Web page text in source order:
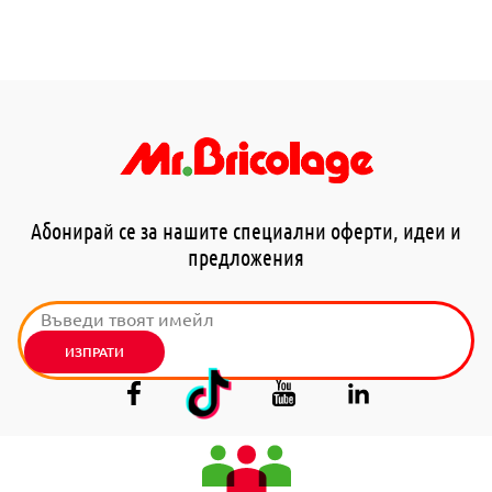
Абонирай се за нашите специални оферти, идеи и
предложения
ИЗПРАТИ